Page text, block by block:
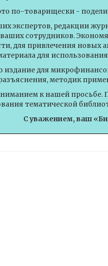
по-товарищески -
экспертов, редакции
сотрудников.
для привлечения новых
для
для
методик
к нашей
тематической
С уважением, ваш